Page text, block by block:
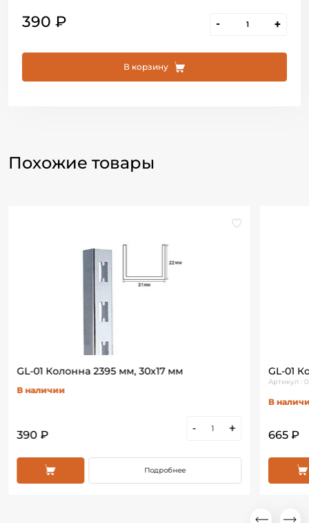
390 ₽ - +
В корзину
Похожие товары
GL-01 Колонна 2395 мм, 30х17 мм
В наличии
390 ₽
- +
Подробнее
GL-01
Артикул :
В
665 ₽